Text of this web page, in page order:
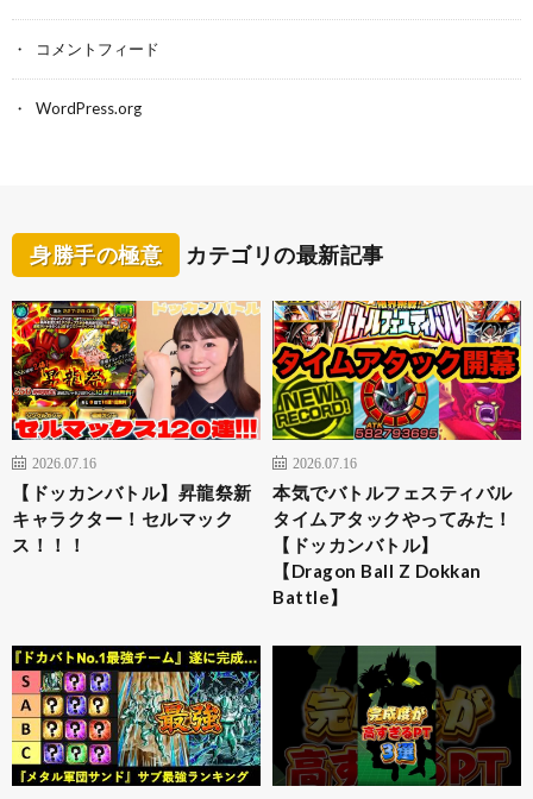
コメントフィード
WordPress.org
身勝手の極意 カテゴリの最新記事
2026.07.16
【ドッカンバトル】昇龍祭新
キャラクター！セルマック
ス！！！
2026.07.16
本気でバトルフェスティバル
タイムアタックやってみた！
【ドッカンバトル】
【Dragon Ball Z Dokkan
Battle】